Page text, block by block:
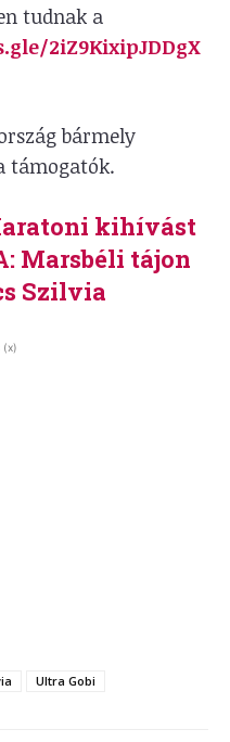
tudnak a
2iZ9KixipJDDgX
bármely
támogatók.
kihívást
Marsbéli tájon
Szilvia
(x)
Ultra Gobi